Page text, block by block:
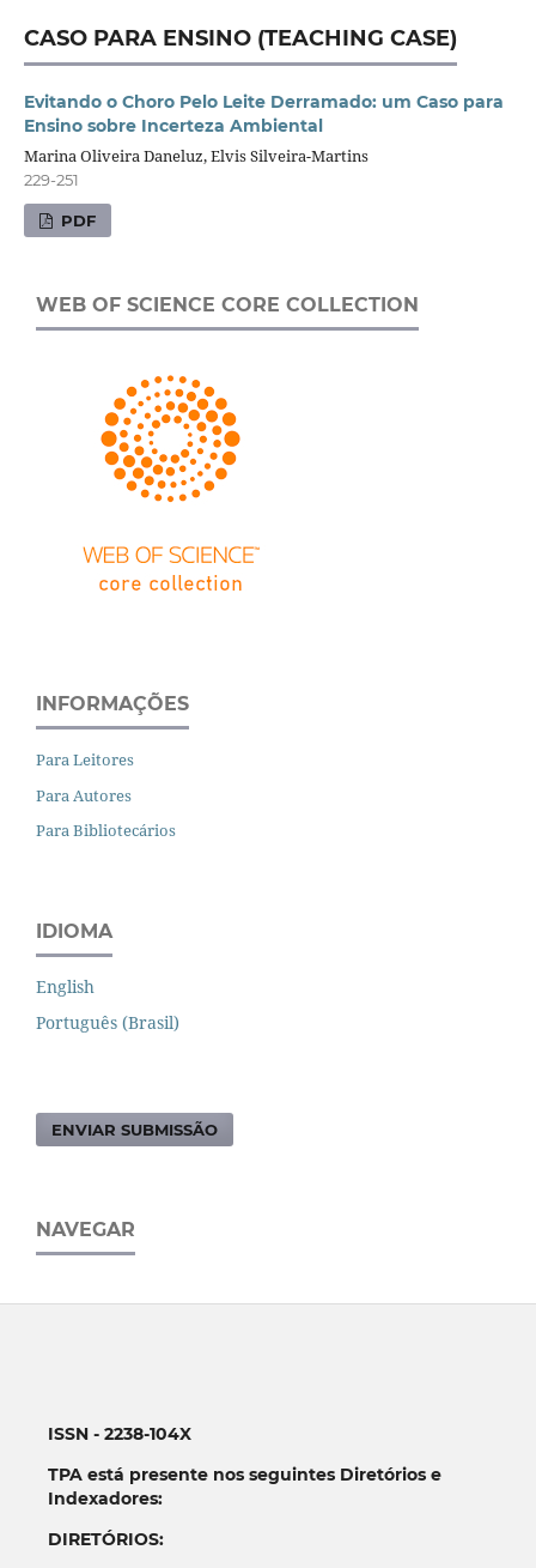
CASO PARA ENSINO (TEACHING CASE)
Evitando o Choro Pelo Leite Derramado: um Caso para
Ensino sobre Incerteza Ambiental
Marina Oliveira Daneluz, Elvis Silveira-Martins
229-251
PDF
WEB OF SCIENCE CORE COLLECTION
INFORMAÇÕES
Para Leitores
Para Autores
Para Bibliotecários
IDIOMA
English
Português (Brasil)
ENVIAR SUBMISSÃO
NAVEGAR
ISSN - 2238-104X
TPA está presente nos seguintes Diretórios e
Indexadores:
DIRETÓRIOS: